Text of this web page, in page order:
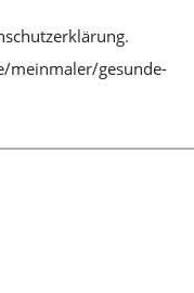
.
meinmaler/gesunde-